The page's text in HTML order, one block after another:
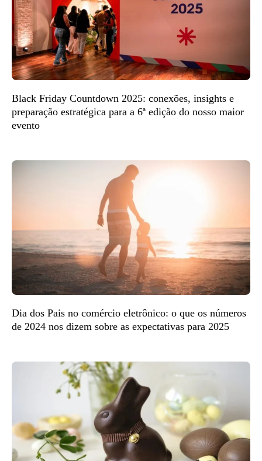
Black Friday Countdown 2025: conexões, insights e
preparação estratégica para a 6ª edição do nosso maior
evento
Dia dos Pais no comércio eletrônico: o que os números
de 2024 nos dizem sobre as expectativas para 2025